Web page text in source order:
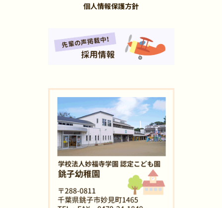
個人情報保護方針